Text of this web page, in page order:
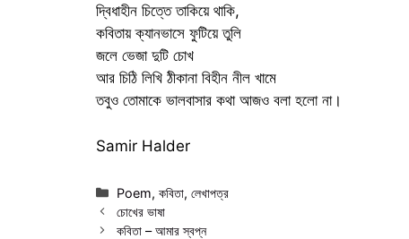
দ্বিধাহীন চিত্তে তাকিয়ে থাকি,
কবিতায় ক্যানভাসে ফুটিয়ে তুলি
জলে ভেজা দুটি চোখ
আর চিঠি লিখি ঠীকানা বিহীন নীল খামে
তবুও তোমাকে ভালবাসার কথা আজও বলা হলো না।
Samir Halder
Categories
Poem,কবিতা,লেখাপত্র
চোখের ভাষা
কবিতা – আমার স্বপ্ন